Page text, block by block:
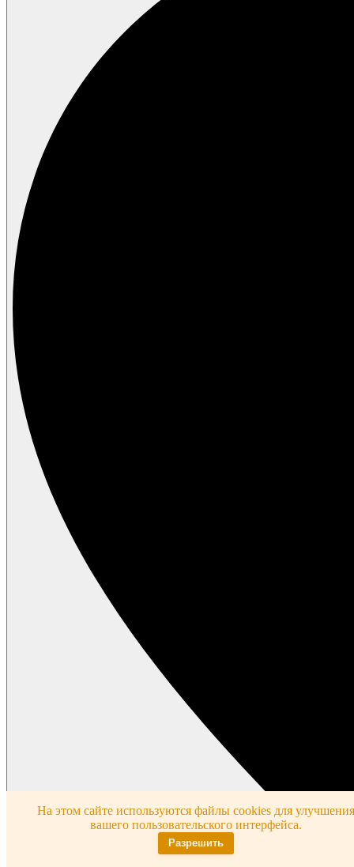
На этом сайте используются файлы cookies для улучшения
вашего пользовательского интерфейса.
Разрешить